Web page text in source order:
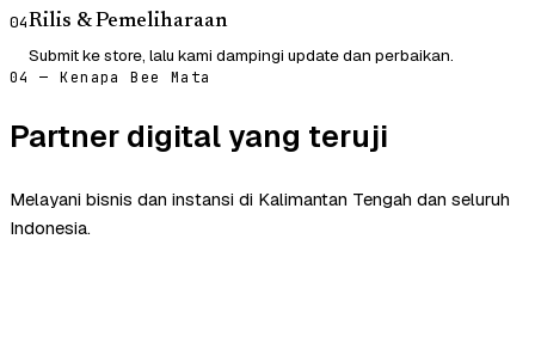
04Rilis & Pemeliharaan
Submit ke store, lalu kami dampingi update dan perbaikan.
04 — Kenapa Bee Mata
Partner digital yang teruji
Melayani bisnis dan instansi di Kalimantan Tengah dan seluruh
Indonesia.